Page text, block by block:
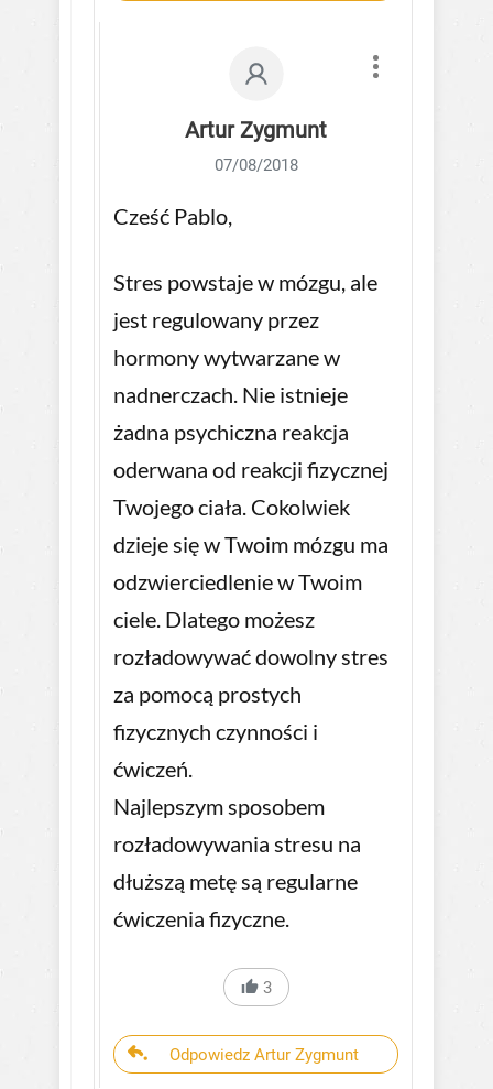
Artur Zygmunt
07/08/2018
Cześć Pablo,
Stres powstaje w mózgu, ale
jest regulowany przez
hormony wytwarzane w
nadnerczach. Nie istnieje
żadna psychiczna reakcja
oderwana od reakcji fizycznej
Twojego ciała. Cokolwiek
dzieje się w Twoim mózgu ma
odzwierciedlenie w Twoim
ciele. Dlatego możesz
rozładowywać dowolny stres
za pomocą prostych
fizycznych czynności i
ćwiczeń.
Najlepszym sposobem
rozładowywania stresu na
dłuższą metę są regularne
ćwiczenia fizyczne.
3
Odpowiedz Artur Zygmunt